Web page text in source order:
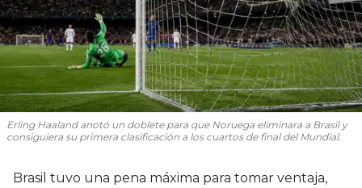
Erling Haaland anotó un doblete para que Noruega eliminara a Brasil y
consiguiera su primera clasificación a los cuartos de final del Mundial.
Brasil tuvo una pena máxima para tomar ventaja,